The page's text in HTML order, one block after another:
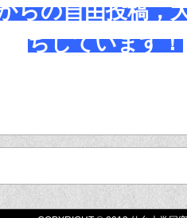
らの自由投稿，
ちしています！